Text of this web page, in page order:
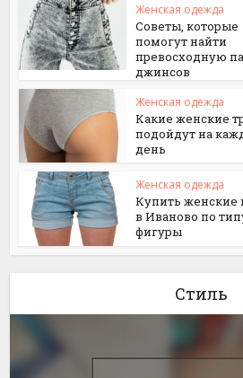
Женская одежда
Советы, которые
помогут найти
превосходную
джинсов
Женская одежда
Какие женские
подойдут на
день
Женская одежда
Купить женские
в Иваново по
фигуры
Стиль